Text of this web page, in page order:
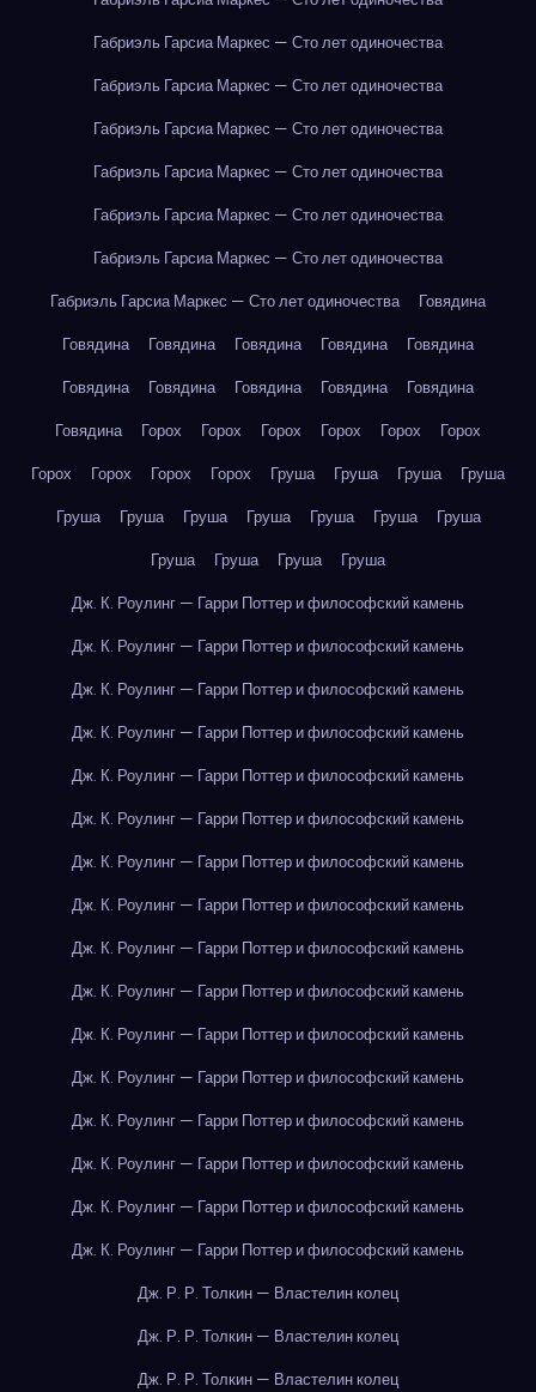
Габриэль Гарсиа Маркес — Сто лет одиночества
Габриэль Гарсиа Маркес — Сто лет одиночества
Габриэль Гарсиа Маркес — Сто лет одиночества
Габриэль Гарсиа Маркес — Сто лет одиночества
Габриэль Гарсиа Маркес — Сто лет одиночества
Габриэль Гарсиа Маркес — Сто лет одиночества
Габриэль Гарсиа Маркес — Сто лет одиночества
Говядина
Говядина
Говядина Говядина Говядина
Говядина
Говядина
Говядина Говядина Говядина
Говядина
Говядина
Горох Горох Горох Горох Горох
Горох
Горох
Горох Горох Горох Груша Груша Груша
Груша
Груша
Груша Груша Груша Груша Груша
Груша
Груша
Груша Груша
Груша
Дж. К. Роулинг — Гарри Поттер и философский камень
Дж. К. Роулинг — Гарри Поттер и философский камень
Дж. К. Роулинг — Гарри Поттер и философский камень
Дж. К. Роулинг — Гарри Поттер и философский камень
Дж. К. Роулинг — Гарри Поттер и философский камень
Дж. К. Роулинг — Гарри Поттер и философский камень
Дж. К. Роулинг — Гарри Поттер и философский камень
Дж. К. Роулинг — Гарри Поттер и философский камень
Дж. К. Роулинг — Гарри Поттер и философский камень
Дж. К. Роулинг — Гарри Поттер и философский камень
Дж. К. Роулинг — Гарри Поттер и философский камень
Дж. К. Роулинг — Гарри Поттер и философский камень
Дж. К. Роулинг — Гарри Поттер и философский камень
Дж. К. Роулинг — Гарри Поттер и философский камень
Дж. К. Роулинг — Гарри Поттер и философский камень
Дж. К. Роулинг — Гарри Поттер и философский камень
Дж. Р. Р. Толкин — Властелин колец
Дж. Р. Р. Толкин — Властелин колец
Дж. Р. Р. Толкин — Властелин колец